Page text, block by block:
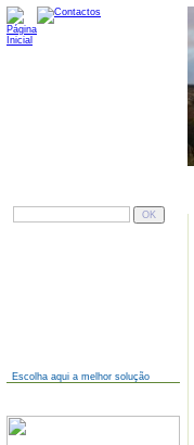
Escolha aqui a melhor solução